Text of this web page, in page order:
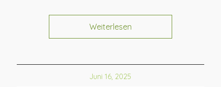
Weiterlesen
Juni 16, 2025